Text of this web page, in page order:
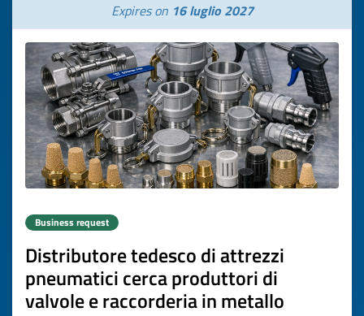
Expires on 16 luglio 2027
Business request
Distributore tedesco di attrezzi
pneumatici cerca produttori di
valvole e raccorderia in metallo